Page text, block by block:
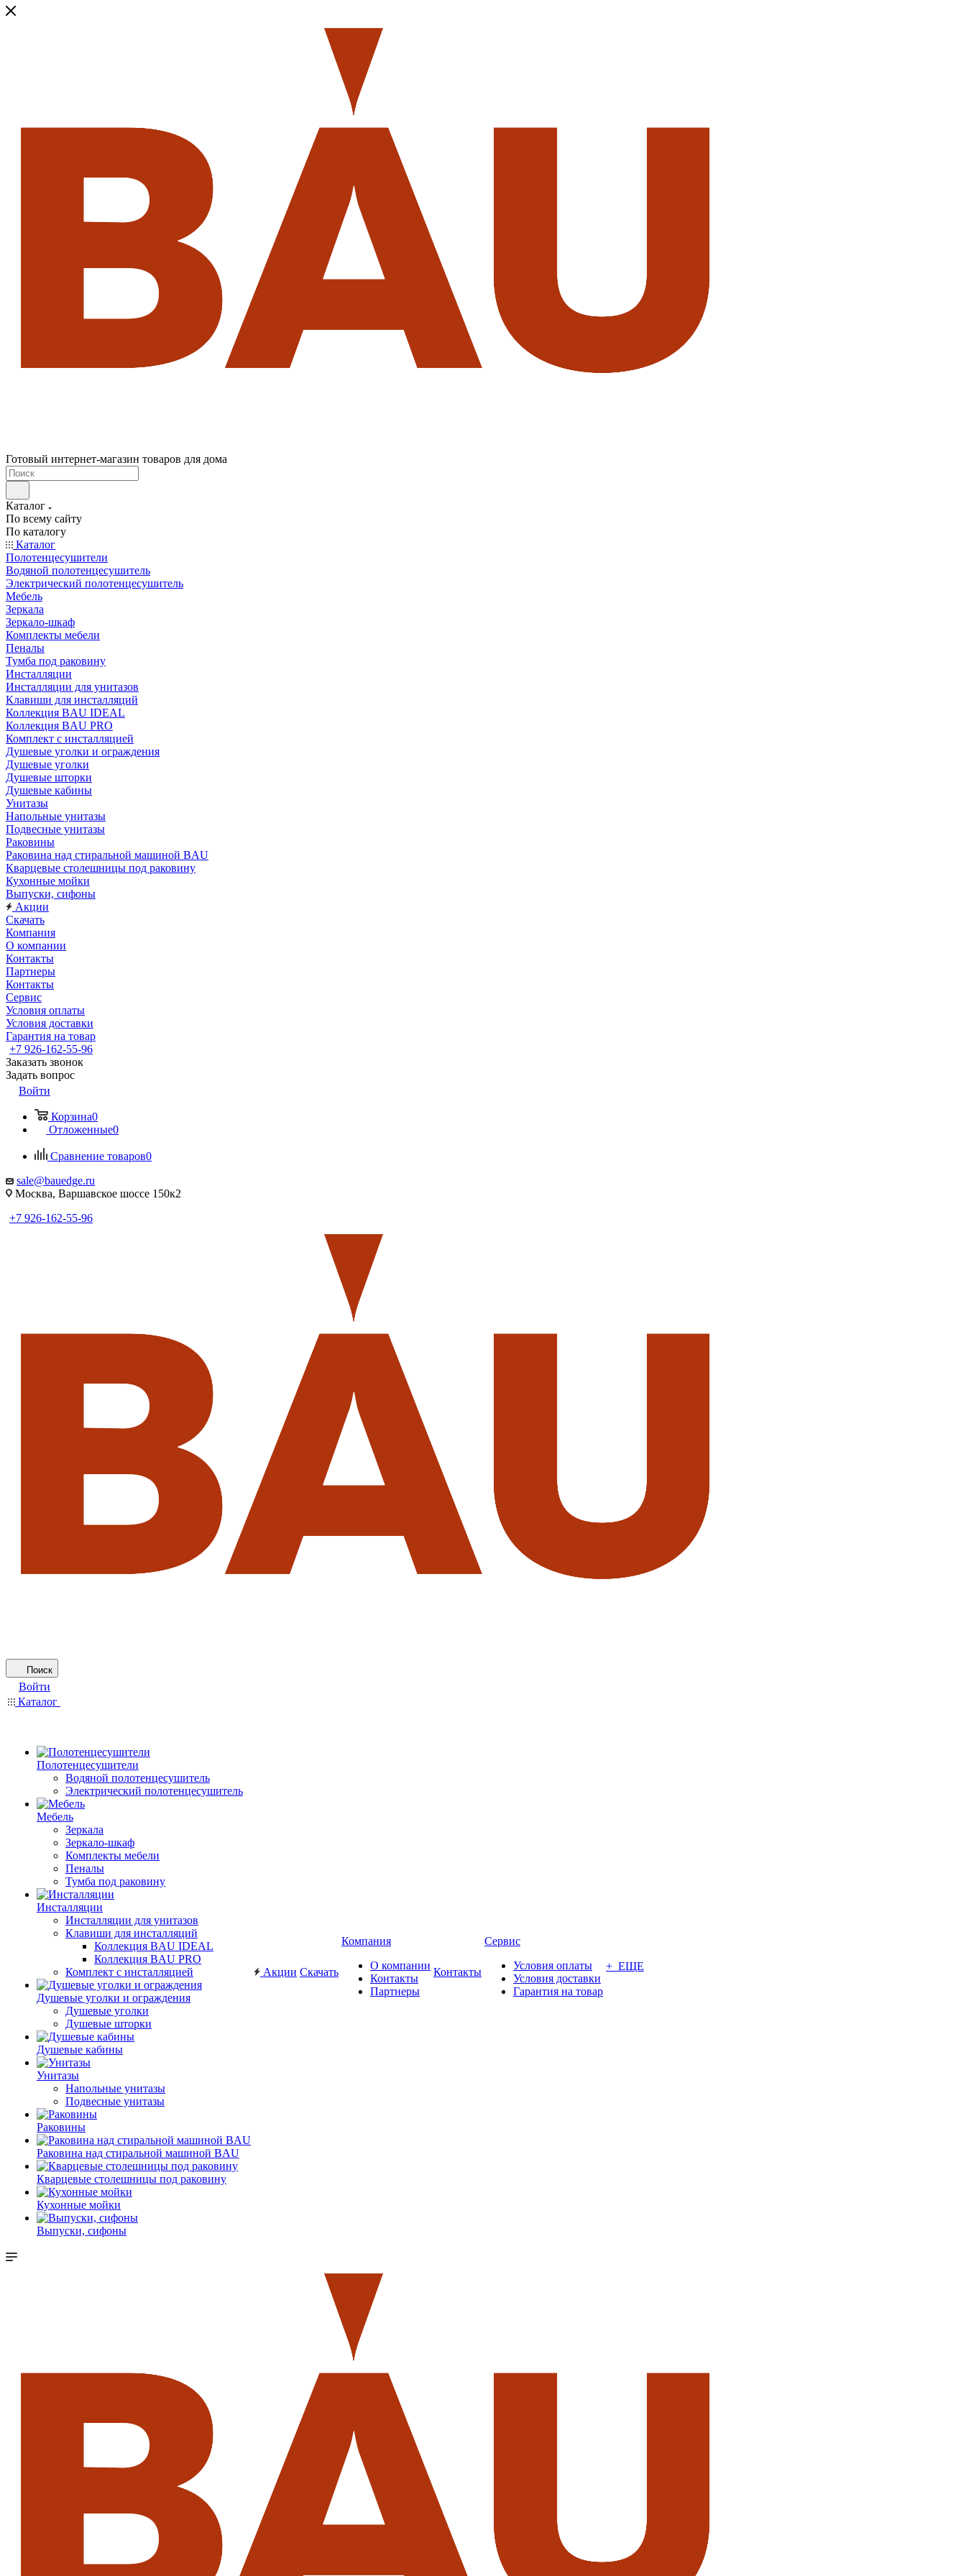
Готовый интернет-магазин товаров для дома
Каталог
По всему сайту
По каталогу
Каталог
Полотенцесушители
Водяной полотенцесушитель
Электрический полотенцесушитель
Мебель
Зеркала
Зеркало-шкаф
Комплекты мебели
Пеналы
Тумба под раковину
Инсталляции
Инсталляции для унитазов
Клавиши для инсталляций
Коллекция BAU IDEAL
Коллекция BAU PRO
Комплект с инсталляцией
Душевые уголки и ограждения
Душевые уголки
Душевые шторки
Душевые кабины
Унитазы
Напольные унитазы
Подвесные унитазы
Раковины
Раковина над стиральной машиной BAU
Кварцевые столешницы под раковину
Кухонные мойки
Выпуски, сифоны
Акции
Скачать
Компания
О компании
Контакты
Партнеры
Контакты
Сервис
Условия оплаты
Условия доставки
Гарантия на товар
+7 926-162-55-96
Заказать звонок
Задать вопрос
Войти
Корзина0
Отложенные0
Сравнение товаров0
sale@bauedge.ru
Москва, Варшавское шоссе 150к2
+7 926-162-55-96
Поиск
Войти
Каталог
Полотенцесушители
Водяной полотенцесушитель
Электрический полотенцесушитель
Мебель
Зеркала
Зеркало-шкаф
Комплекты мебели
Пеналы
Тумба под раковину
Инсталляции
Инсталляции для унитазов
Клавиши для инсталляций
Коллекция BAU IDEAL
Коллекция BAU PRO
Комплект с инсталляцией
Душевые уголки и ограждения
Душевые уголки
Душевые шторки
Душевые кабины
Унитазы
Напольные унитазы
Подвесные унитазы
Раковины
Раковина над стиральной машиной BAU
Кварцевые столешницы под раковину
Кухонные мойки
Выпуски, сифоны
Акции Скачать
Компания
О компании
Контакты
Партнеры
Контакты
Сервис
Условия оплаты
Условия доставки
Гарантия на товар
+ ЕЩЕ